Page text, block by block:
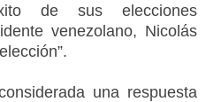
de sus elecciones
venezolano, Nicolás
una respuesta